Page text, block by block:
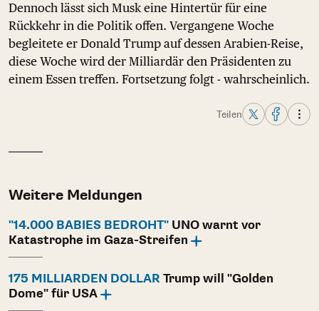
Dennoch lässt sich Musk eine Hintertür für eine
Rückkehr in die Politik offen. Vergangene Woche
begleitete er Donald Trump auf dessen Arabien-Reise,
diese Woche wird der Milliardär den Präsidenten zu
einem Essen treffen. Fortsetzung folgt - wahrscheinlich.
Teilen
Weitere Meldungen
"14.000 BABIES BEDROHT" UNO warnt vor
Katastrophe im Gaza-Streifen
175 MILLIARDEN DOLLAR Trump will "Golden
Dome" für USA